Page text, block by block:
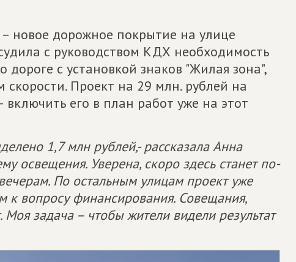
новое дорожное покрытие на улице
с руководством КДХ необходимость
с установкой знаков "Жилая зона",
Проект на 29 млн. рублей на
его в план работ уже на этот
1,7 млн рублей,- рассказала Анна
освещения. Уверена, скоро здесь станет по-
По остальным улицам проект уже
к вопросу финансирования. Совещания,
задача – чтобы жители видели результат